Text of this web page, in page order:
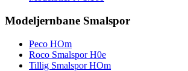
Modeljernbane Smalspor
Peco HOm
Roco Smalspor H0e
Tillig Smalspor HOm